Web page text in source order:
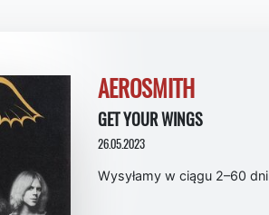
AEROSMITH
GET YOUR WINGS
26.05.2023
Wysyłamy w ciągu 2–60 dni